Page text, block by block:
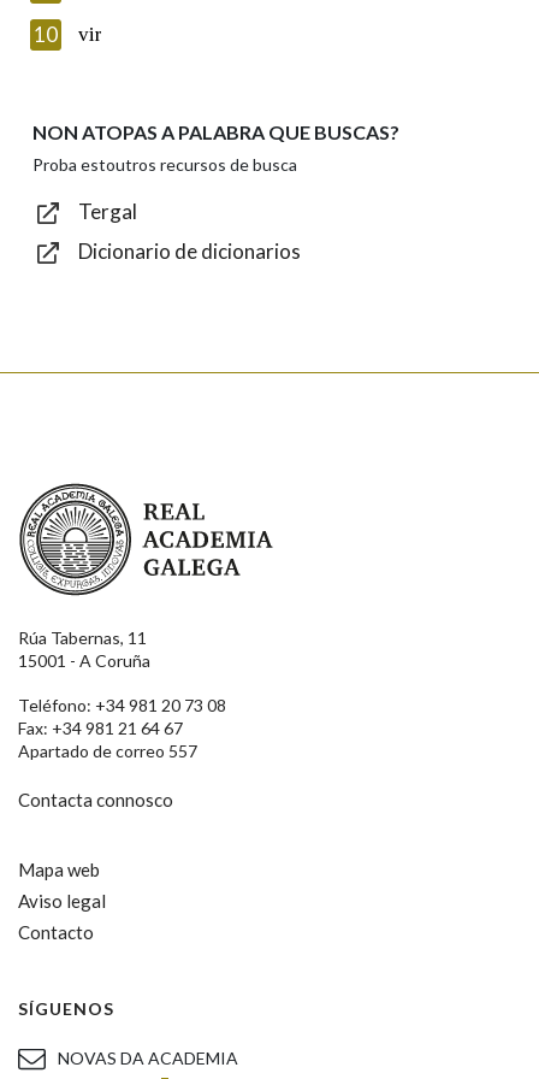
Introduce o código que aparece na imaxe:
Texto de verificación
10 vir
NON ATOPAS A PALABRA QUE BUSCAS?
Proba estoutros recursos de busca
Tergal
Dicionario de dicionarios
Real Academia Galega
Rúa Tabernas, 11
15001 - A Coruña
Teléfono: +34 981 20 73 08
Fax: +34 981 21 64 67
Apartado de correo 557
Contacta connosco
Mapa web
Aviso legal
Contacto
SÍGUENOS
NOVAS DA ACADEMIA